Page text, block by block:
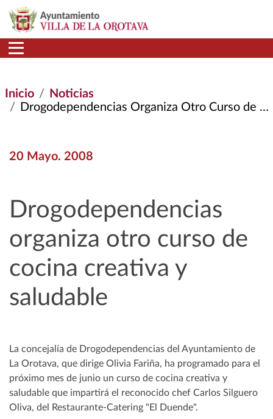
Pasar al contenido principal
Inicio
Noticias
Drogodependencias Organiza Otro Curso de Cocina Creativa y Saludable
20 Mayo. 2008
Drogodependencias
organiza otro curso de
cocina creativa y
saludable
La concejalía de Drogodependencias del Ayuntamiento de
La Orotava, que dirige Olivia Fariña, ha programado para el
próximo mes de junio un curso de cocina creativa y
saludable que impartirá el reconocido chef Carlos Silguero
Oliva, del Restaurante-Catering "El Duende".